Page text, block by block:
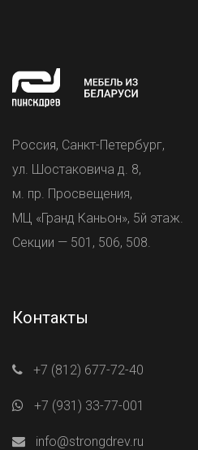
Россия, Санкт-Петербург,
ул. Шостаковича д. 8,
м. пр. Просвещения,
МЦ «Гранд Каньон», 5й этаж.
Секции — 501, 506, 508.
Контакты
+7 (812) 677-72-40
+7 (931) 33-77-001
info@strongdrev.ru